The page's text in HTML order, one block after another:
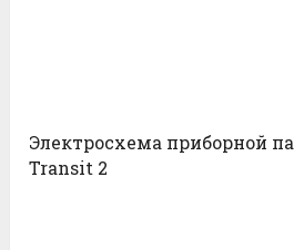
Электросхема приборной
Transit 2